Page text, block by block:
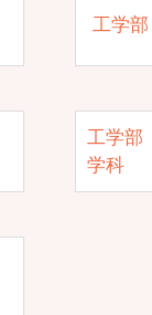
工学
工学部
学科